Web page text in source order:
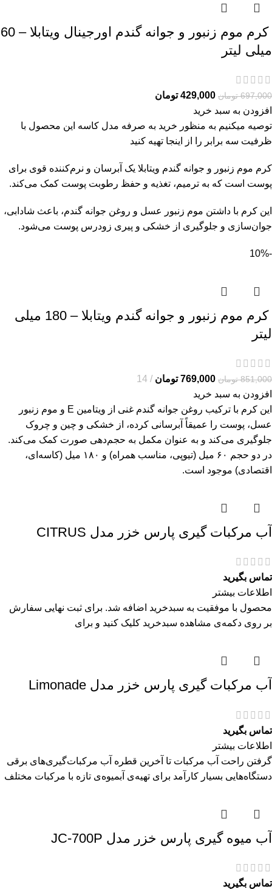
کرم موم زنبور و جوانه گندم اورجینال ویتابلا – 60
میلی لیتر
697,000 تومان 429,000 تومان
افزودن به سبد خرید
توصیه میکنیم به منظور خرید به صرفه مدل کاسه این محصول با
ظرفیت سه برابر را از
اینجا تهیه کنید
کرم موم زنبور و جوانه گندم ویتابلا یک آبرسان و نرم‌کننده قوی برای
پوست است که به ترمیم، تغذیه و حفظ رطوبت پوست کمک می‌کند.
این کرم با داشتن موم زنبور عسل و روغن جوانه گندم، باعث شادابی،
جوان‌سازی و جلوگیری از خشکی و پیری زودرس پوست می‌شود.
-10%
کرم موم زنبور و جوانه گندم ویتابلا – 180 میلی
لیتر
851,000 تومان 769,000 تومان
14
افزودن به سبد خرید
این کرم با ترکیب روغن جوانه گندم غنی از ویتامین E و موم زنبور
عسل، پوست را عمیقاً آبرسانی کرده، از خشکی و چین و چروک
جلوگیری می‌کند و به عنوان مکمل به حجم‌دهی صورت کمک می‌کند.
در دو حجم ۶۰ میل (تیوپی، مناسب همراه) و ۱۸۰ میل (کاسه‌ای،
اقتصادی) موجود است.
آب مرکبات گیری پارس خزر مدل CITRUS
تماس بگیرید
اطلاعات بیشتر
محصول با موفقیت به سبدخرید اضافه شد. برای ثبت نهایی سفارش
بر روی دکمه‌ی مشاهده سبدخرید کلیک کنید و برای
آب مرکبات گیری پارس خزر مدل Limonade
تماس بگیرید
اطلاعات بیشتر
گرفتن راحت آب مرکبات تا آخرین قطره آب مرکبات‌گیری‌های برقی
دستگاه‌هایی بسیار کارآمد برای تهیه‌ی آبمیوه‌ی تازه با مرکبات مختلف
آب میوه گیری پارس خزر مدل JC-700P
تماس بگیرید